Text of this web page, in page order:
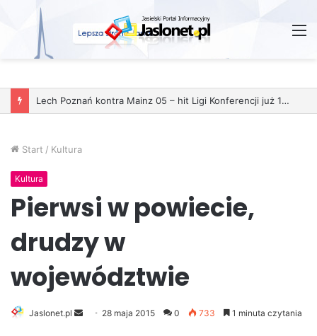
Lech Poznań kontra Mainz 05 – hit Ligi Konferencji już 11 grudnia
Start / Kultura
Kultura
Pierwsi w powiecie,
drudzy w
województwie
Jaslonet.pl 28 maja 2015 0 733 1 minuta czytania